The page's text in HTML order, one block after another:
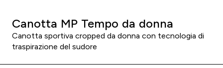
Canotta MP Tempo da donna
Canotta sportiva cropped da donna con tecnologia di
traspirazione del sudore